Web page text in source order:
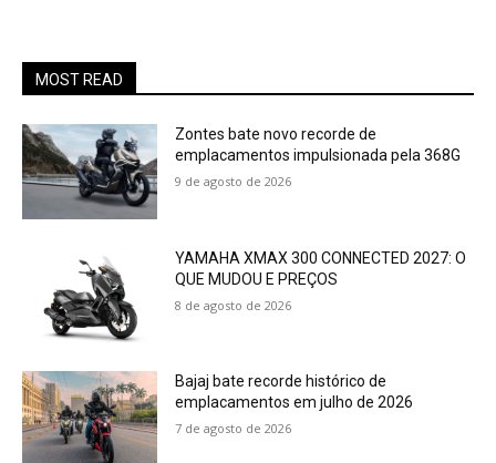
MOST READ
Zontes bate novo recorde de
emplacamentos impulsionada pela 368G
9 de agosto de 2026
YAMAHA XMAX 300 CONNECTED 2027: O
QUE MUDOU E PREÇOS
8 de agosto de 2026
Bajaj bate recorde histórico de
emplacamentos em julho de 2026
7 de agosto de 2026